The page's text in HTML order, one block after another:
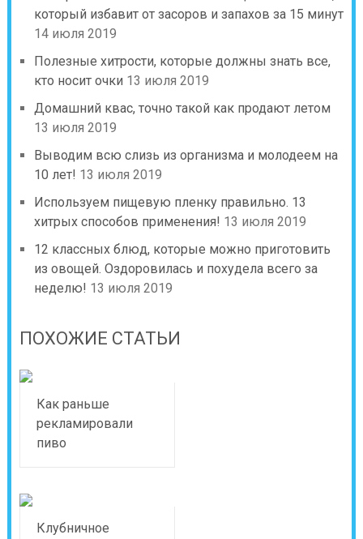
который избавит от засоров и запахов за 15 минут
14 июля 2019
Полезные хитрости, которые должны знать все,
кто носит очки 13 июля 2019
Домашний квас, точно такой как продают летом
13 июля 2019
Выводим всю слизь из организма и молодеем на
10 лет! 13 июля 2019
Используем пищевую пленку правильно. 13
хитрых способов применения! 13 июля 2019
12 классных блюд, которые можно приготовить
из овощей. Оздоровилась и похудела всего за
неделю! 13 июля 2019
ПОХОЖИЕ СТАТЬИ
Как раньше
рекламировали
пиво
Клубничное